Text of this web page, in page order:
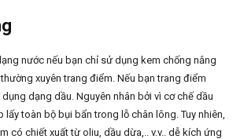
nước nếu bạn chỉ sử dụng kem chống nắng
xuyên trang điểm. Nếu bạn trang điểm
dạng dầu. Nguyên nhân bởi vì cơ chế dầu
lấy toàn bộ bụi bẩn trong lỗ chân lông. Tuy nhiên,
có chiết xuất từ oliu, dầu dừa,.. v.v.. dễ kích ứng